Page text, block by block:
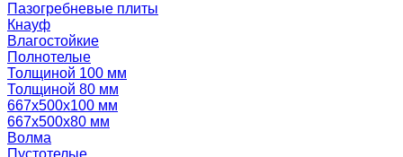
Пазогребневые плиты
Кнауф
Влагостойкие
Полнотелые
Толщиной 100 мм
Толщиной 80 мм
667х500х100 мм
667х500х80 мм
Волма
Пустотелые